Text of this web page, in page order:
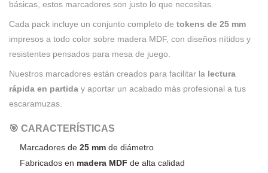
básicas, estos marcadores son justo lo que necesitas.
Cada pack incluye un conjunto completo de tokens de 25 mm
impresos a todo color sobre madera MDF, con diseños nítidos y
resistentes pensados para mesa de juego.
Nuestros marcadores están creados para facilitar la lectura
rápida en partida y aportar un acabado más profesional a tus
escaramuzas.
🎯 CARACTERÍSTICAS
Marcadores de 25 mm de diámetro
Fabricados en madera MDF de alta calidad